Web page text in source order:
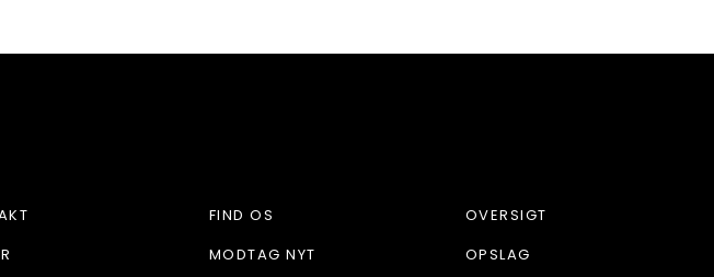
FIND OS
MODTAG NYT
OVERSIGT
OPSLAG